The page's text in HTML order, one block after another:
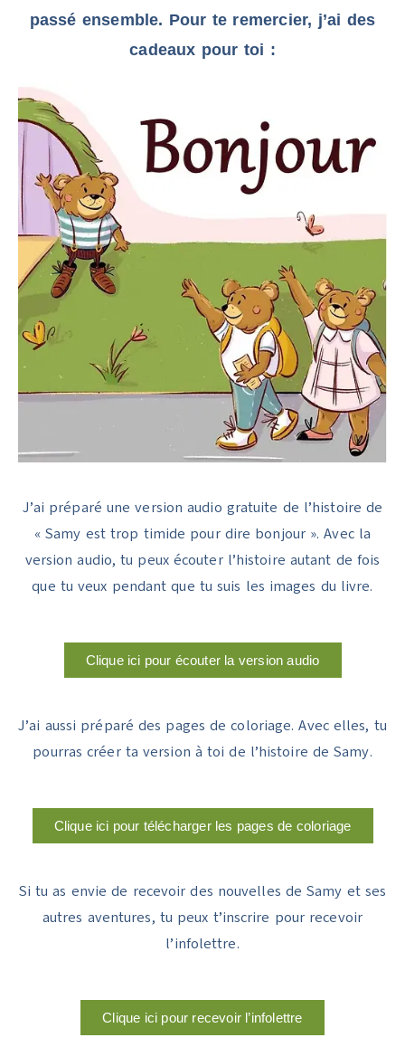
passé ensemble. Pour te remercier, j’ai des
cadeaux pour toi :
J’ai préparé une version audio gratuite de l’histoire de
« Samy est trop timide pour dire bonjour ». Avec la
version audio, tu peux écouter l’histoire autant de fois
que tu veux pendant que tu suis les images du livre.
Clique ici pour écouter la version audio
J’ai aussi préparé des pages de coloriage. Avec elles, tu
pourras créer ta version à toi de l’histoire de Samy.
Clique ici pour télécharger les pages de coloriage
Si tu as envie de recevoir des nouvelles de Samy et ses
autres aventures, tu peux t’inscrire pour recevoir
l’infolettre.
Clique ici pour recevoir l’infolettre